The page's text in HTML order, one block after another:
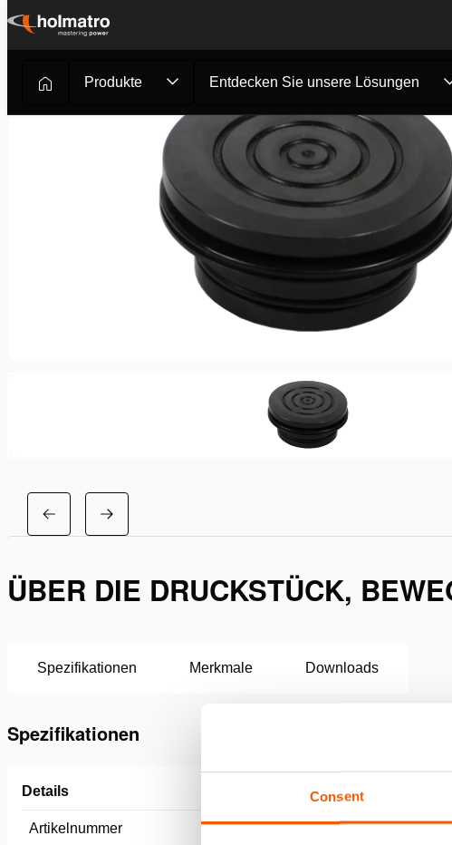
Consent
Zum
springenProdukte Entdecken Sie unsere Lösungen
ÜBER DIE DRUCKSTÜCK,
Spezifikationen Merkmale Downloads
Spezifikationen
Details
Artikelnummer 100.182.164